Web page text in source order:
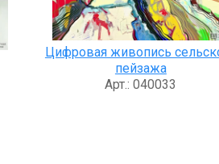
Цифровая живопись
пейзажа
Арт.: 040033